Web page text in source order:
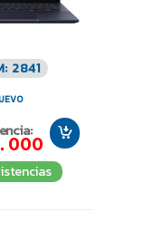
2841